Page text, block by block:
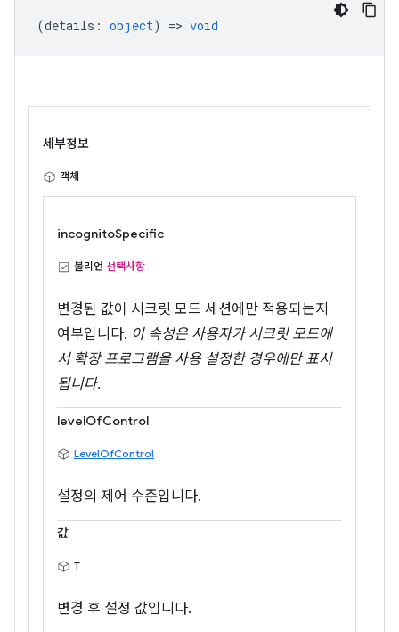
(details : object) => void
세부정보
객체
incognitoSpecific
불리언 선택사항
변경된 값이 시크릿 모드 세션에만 적용되는지
여부입니다. 이 속성은 사용자가 시크릿 모드에
서 확장 프로그램을 사용 설정한 경우에만 표시
됩니다.
levelOfControl
LevelOfControl
설정의 제어 수준입니다.
값
T
변경 후 설정 값입니다.